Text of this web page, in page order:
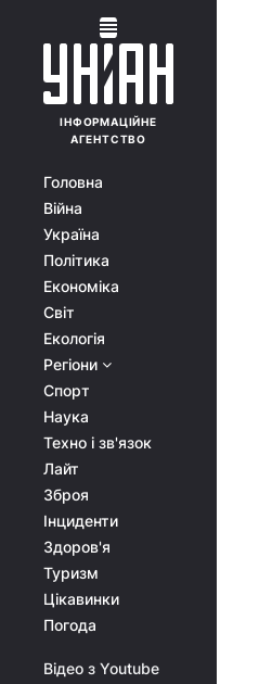
ІНФОРМАЦІЙНЕ
АГЕНТСТВО
Головна
Війна
Україна
Політика
Економіка
Світ
Екологія
Регіони
Спорт
Наука
Техно і зв'язок
Лайт
Зброя
Інциденти
Здоров'я
Туризм
Цікавинки
Погода
Відео з Youtube